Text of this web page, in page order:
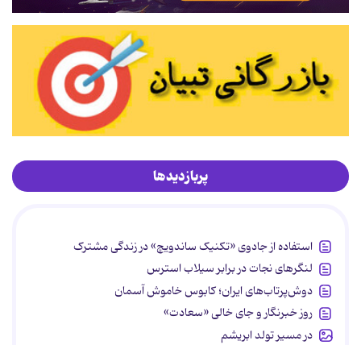
پربازدیدها
استفاده از جادوی «تکنیک ساندویچ» در زندگی مشترک
لنگرهای نجات در برابر سیلاب استرس
دوش‌پرتاب‌های ایران؛ کابوس خاموش آسمان
روز خبرنگار و جای خالی «سعادت»
در مسیر تولد ابریشم